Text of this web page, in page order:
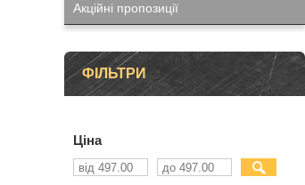
Акційні пропозиції
ФІЛЬТРИ
Ціна